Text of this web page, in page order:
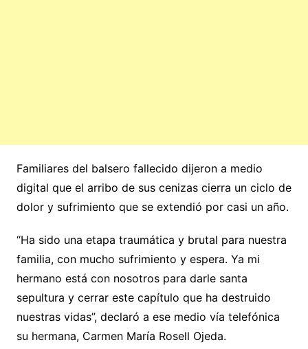
Familiares del balsero fallecido dijeron a medio
digital que el arribo de sus cenizas cierra un ciclo de
dolor y sufrimiento que se extendió por casi un año.
“Ha sido una etapa traumática y brutal para nuestra
familia, con mucho sufrimiento y espera. Ya mi
hermano está con nosotros para darle santa
sepultura y cerrar este capítulo que ha destruido
nuestras vidas”, declaró a ese medio vía telefónica
su hermana, Carmen María Rosell Ojeda.